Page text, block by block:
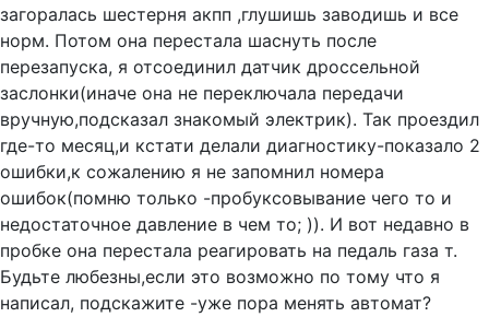
загоралась шестерня акпп ,глушишь заводишь и все
норм. Потом она перестала шаснуть после
перезапуска, я отсоединил датчик дроссельной
заслонки(иначе она не переключала передачи
вручную,подсказал знакомый электрик). Так проездил
где-то месяц,и кстати делали диагностику-показало 2
ошибки,к сожалению я не запомнил номера
ошибок(помню только -пробуксовывание чего то и
недостаточное давление в чем то; )). И вот недавно в
пробке она перестала реагировать на педаль газа т.
Будьте любезны,если это возможно по тому что я
написал, подскажите -уже пора менять автомат?